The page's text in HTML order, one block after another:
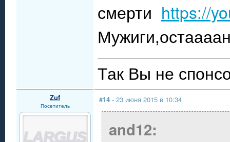
смерти https://
Так Вы не
Zuf
Посетитель
#14 - 23 июня 2015 в 10:34
and12: